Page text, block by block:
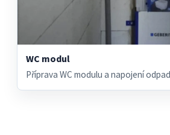
WC modul
Příprava WC modulu a napojení